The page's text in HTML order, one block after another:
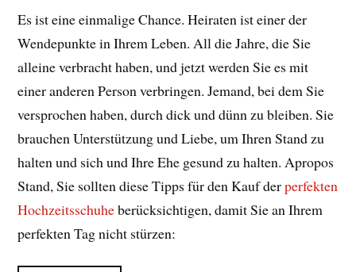
Es ist eine einmalige Chance. Heiraten ist einer der
Wendepunkte in Ihrem Leben. All die Jahre, die Sie
alleine verbracht haben, und jetzt werden Sie es mit
einer anderen Person verbringen. Jemand, bei dem Sie
versprochen haben, durch dick und dünn zu bleiben. Sie
brauchen Unterstützung und Liebe, um Ihren Stand zu
halten und sich und Ihre Ehe gesund zu halten. Apropos
Stand, Sie sollten diese Tipps für den Kauf derperfekten
Hochzeitsschuheberücksichtigen, damit Sie an Ihrem
perfekten Tag nicht stürzen: